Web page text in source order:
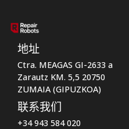
地址
Ctra. MEAGAS GI-2633 a
Zarautz KM. 5,5 20750
ZUMAIA (GIPUZKOA)
联系我们
+34 943 584 020